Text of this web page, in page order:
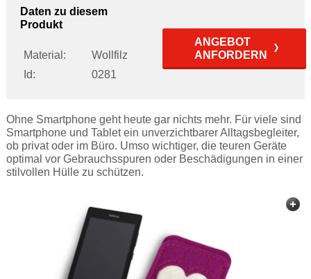
Daten zu diesem
Produkt
Material:
Wollfilz
Id:
0281
ANGEBOT
ANFORDERN
Ohne Smartphone geht heute gar nichts mehr. Für viele sind
Smartphone und Tablet ein unverzichtbarer Alltagsbegleiter,
ob privat oder im Büro. Umso wichtiger, die teuren Geräte
optimal vor Gebrauchsspuren oder Beschädigungen in einer
stilvollen Hülle zu schützen.